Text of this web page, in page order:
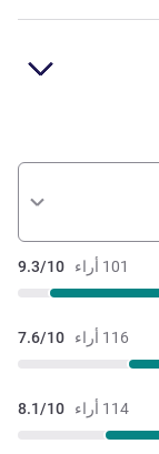
101 أراء 9.3/10
116 أراء 7.6/10
114 أراء 8.1/10